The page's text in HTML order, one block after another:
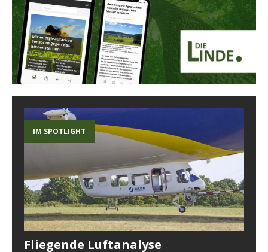
IM SPOTLIGHT
Fliegende Luftanalyse